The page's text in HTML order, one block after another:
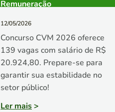
Remuneração
12/05/2026
Concurso CVM 2026 oferece
139 vagas com salário de R$
20.924,80. Prepare-se para
garantir sua estabilidade no
setor público!
Ler mais>